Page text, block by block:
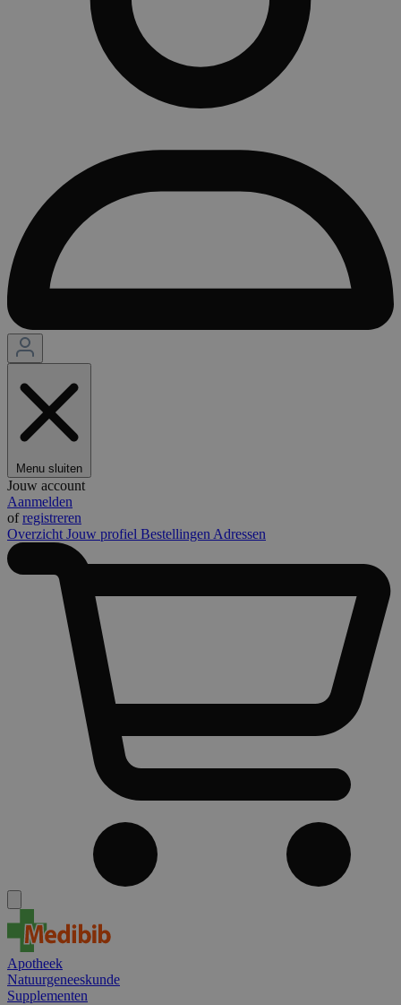
Menu sluiten
Jouw account
Aanmelden
ofregistreren
Overzicht Jouw profiel Bestellingen Adressen
Apotheek
Natuurgeneeskunde
Supplementen